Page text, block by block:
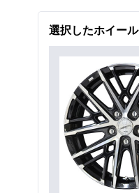
選択したホイール